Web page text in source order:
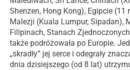
Shenzen, Hong Kong), Egipcie (11
Malezji (Kuala Lumpur, Sipadan),
Filipinach, Stanach
także podróżowała po Europie.
„skradły” jej serce i odegrały
dnia dzisiejszego (od 8 lat)